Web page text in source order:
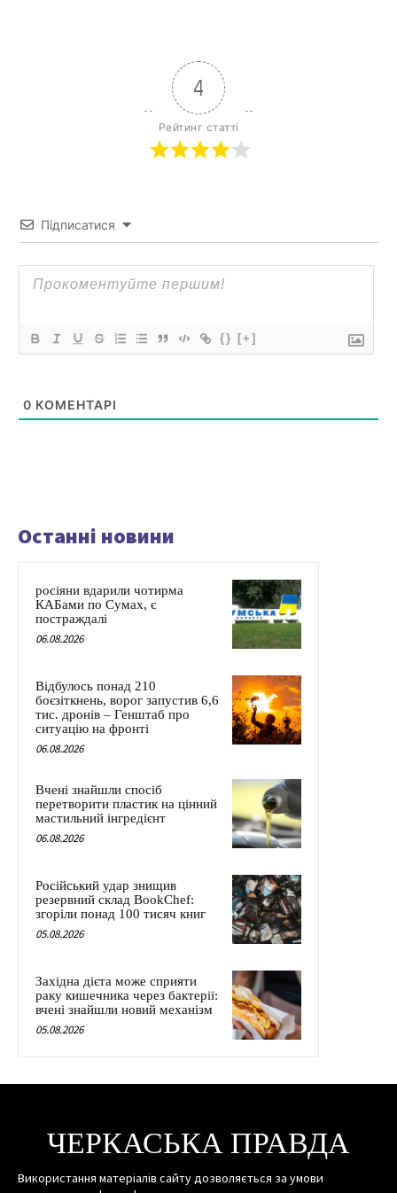
4
Рейтинг статті
Підписатися
{} [+]
0 КОМЕНТАРІ
Останні новини
росіяни вдарили чотирма
КАБами по Сумах, є
постраждалі
06.08.2026
Відбулось понад 210
боєзіткнень, ворог запустив 6,6
тис. дронів – Генштаб про
ситуацію на фронті
06.08.2026
Вчені знайшли спосіб
перетворити пластик на цінний
мастильний інгредієнт
06.08.2026
Російський удар знищив
резервний склад BookChef:
згоріли понад 100 тисяч книг
05.08.2026
Західна дієта може сприяти
раку кишечника через бактерії:
вчені знайшли новий механізм
05.08.2026
ЧЕРКАСЬКА ПРАВДА
Використання матеріалів сайту дозволяється за умови